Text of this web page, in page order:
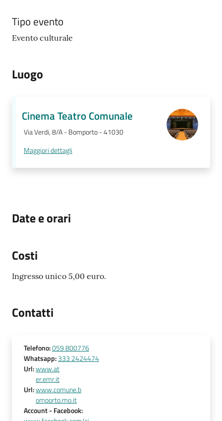
Tipo evento
Evento culturale
Luogo
Cinema Teatro Comunale
Via Verdi, 8/A - Bomporto - 41030
Maggiori dettagli
Date e orari
Costi
Ingresso unico 5,00 euro.
Contatti
Telefono:059 800776
Whatsapp:333 2424474
Url:www.at
er.emr.it
Url:www.comune.b
omporto.mo.it
Account- Facebook: